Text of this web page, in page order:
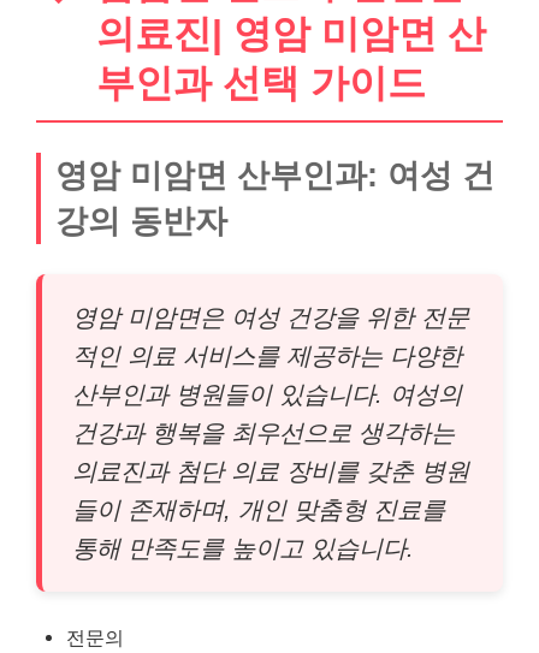
의료진| 영암 미암면 산
부인과 선택 가이드
영암 미암면 산부인과: 여성 건
강의 동반자
영암 미암면은 여성 건강을 위한 전문
적인 의료 서비스를 제공하는 다양한
산부인과 병원들이 있습니다. 여성의
건강과 행복을 최우선으로 생각하는
의료진과 첨단 의료 장비를 갖춘 병원
들이 존재하며, 개인 맞춤형 진료를
통해 만족도를 높이고 있습니다.
전문의